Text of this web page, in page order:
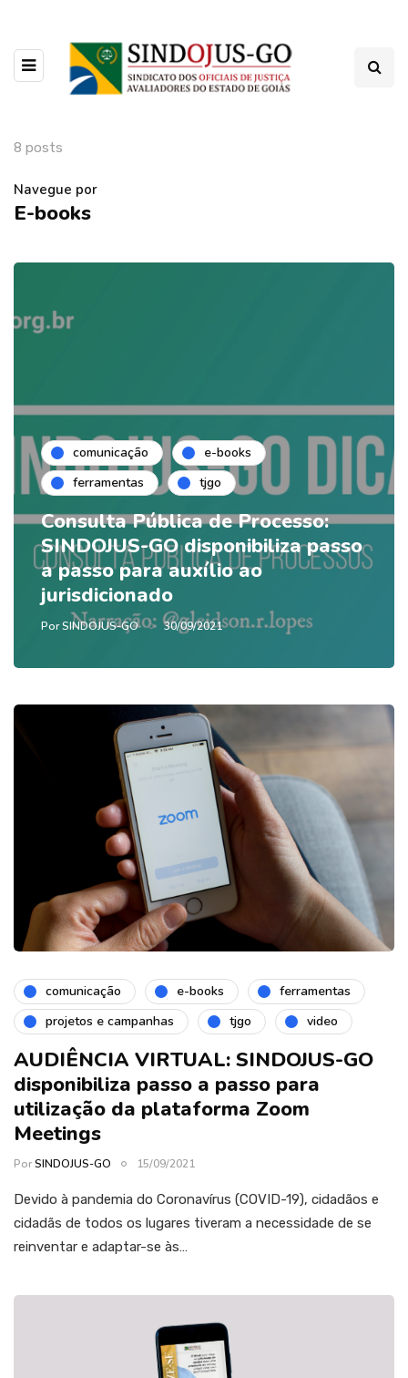
8 posts
Navegue por
E-books
comunicação
e-books
ferramentas
tjgo
Consulta Pública de Processo:
SINDOJUS-GO disponibiliza passo
a passo para auxílio ao
jurisdicionado
PorSINDOJUS-GO 30/09/2021
comunicação e-books
ferramentas
projetos e campanhas
tjgo video
AUDIÊNCIA VIRTUAL: SINDOJUS-GO
disponibiliza passo a passo para
utilização da plataforma Zoom
Meetings
PorSINDOJUS-GO 15/09/2021
Devido à pandemia do Coronavírus (COVID-19), cidadãos e
cidadãs de todos os lugares tiveram a necessidade de se
reinventar e adaptar-se às…